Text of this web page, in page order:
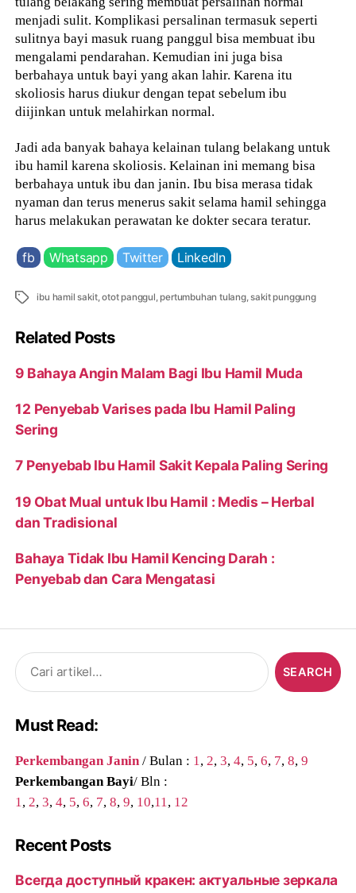
menjadi sulit. Komplikasi persalinan termasuk seperti
sulitnya bayi masuk ruang panggul bisa membuat ibu
mengalami pendarahan. Kemudian ini juga bisa
berbahaya untuk bayi yang akan lahir. Karena itu
skoliosis harus diukur dengan tepat sebelum ibu
diijinkan untuk melahirkan normal.
Jadi ada banyak bahaya kelainan tulang belakang untuk
ibu hamil karena skoliosis. Kelainan ini memang bisa
berbahaya untuk ibu dan janin. Ibu bisa merasa tidak
nyaman dan terus menerus sakit selama hamil sehingga
harus melakukan perawatan ke dokter secara teratur.
fb Whatsapp Twitter LinkedIn
Tags ibu hamil sakit,otot panggul,pertumbuhan tulang,sakit punggung
Related Posts
9 Bahaya Angin Malam Bagi Ibu Hamil Muda
12 Penyebab Varises pada Ibu Hamil Paling
Sering
7 Penyebab Ibu Hamil Sakit Kepala Paling Sering
19 Obat Mual untuk Ibu Hamil : Medis – Herbal
dan Tradisional
Bahaya Tidak Ibu Hamil Kencing Darah :
Penyebab dan Cara Mengatasi
Search
for:
Must Read:
Perkembangan Janin/ Bulan : 1,2,3,4, 5,6, 7,8,9
Perkembangan Bayi/ Bln :
1,2,3,4, 5,6, 7,8,9, 10,11, 12
Recent Posts
Всегда доступный кракен: актуальные зеркала